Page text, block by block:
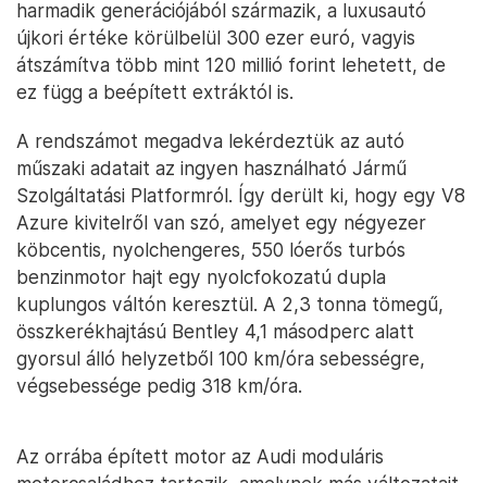
harmadik generációjából származik, a luxusautó
újkori értéke körülbelül 300 ezer euró, vagyis
átszámítva több mint 120 millió forint lehetett, de
ez függ a beépített extráktól is.
A rendszámot megadva lekérdeztük az autó
műszaki adatait az ingyen használható Jármű
Szolgáltatási Platformról. Így derült ki, hogy egy V8
Azure kivitelről van szó, amelyet egy négyezer
köbcentis, nyolchengeres, 550 lóerős turbós
benzinmotor hajt egy nyolcfokozatú dupla
kuplungos váltón keresztül. A 2,3 tonna tömegű,
összkerékhajtású Bentley 4,1 másodperc alatt
gyorsul álló helyzetből 100 km/óra sebességre,
végsebessége pedig 318 km/óra.
Az orrába épített motor az Audi moduláris